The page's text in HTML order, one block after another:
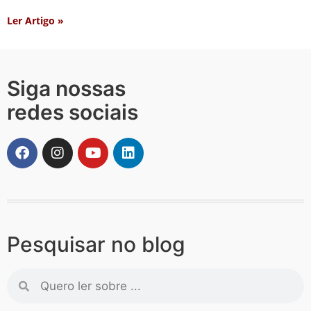
Ler Artigo »
Siga nossas
redes sociais
Pesquisar no blog